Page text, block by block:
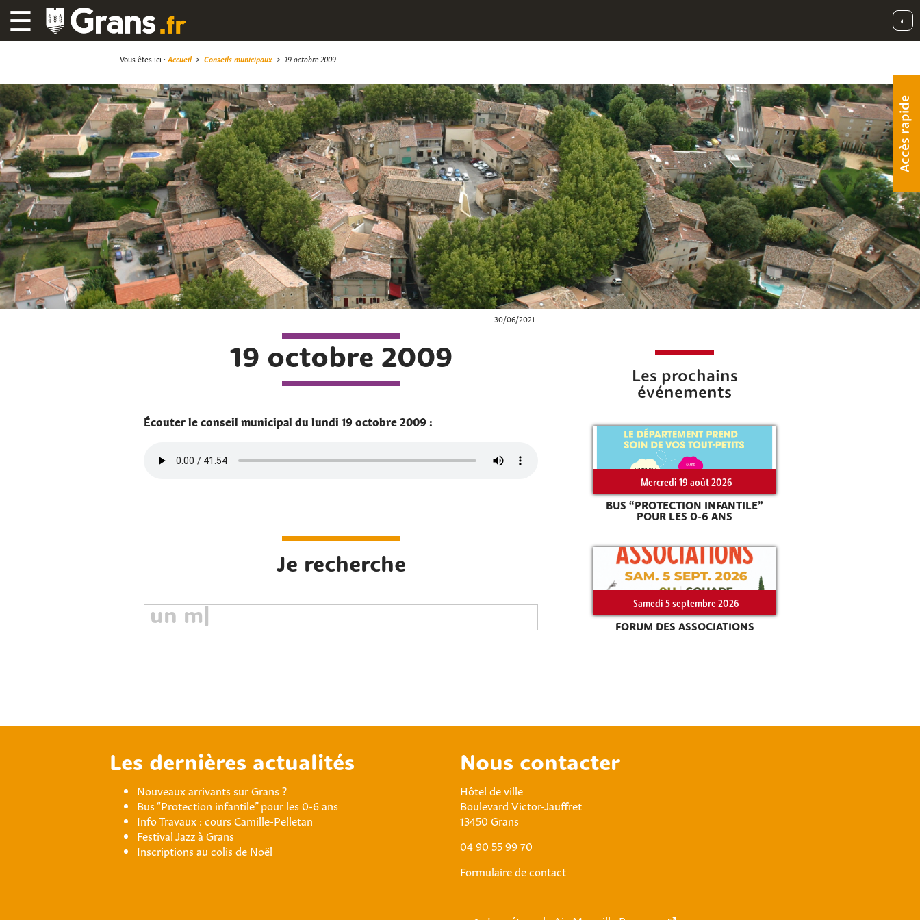
☰ ◐
Accès rapide
Vous êtes ici : Accueil> Conseils municipaux > 19 octobre 2009
30/06/2021
19 octobre 2009
Écouter le conseil municipal du lundi 19 octobre 2009 :
Je recherche
Les prochains
événements
Mercredi 19 août 2026
BUS “PROTECTION INFANTILE”
POUR LES 0-6 ANS
Samedi 5 septembre 2026
FORUM DES ASSOCIATIONS
Les dernières actualités
Nouveaux arrivants sur Grans ?
Bus “Protection infantile” pour les 0-6 ans
Info Travaux : cours Camille-Pelletan
Festival Jazz à Grans
Inscriptions au colis de Noël
Nous contacter
Hôtel de ville
Boulevard Victor-Jauffret
13450 Grans
04 90 55 99 70
Formulaire de contact